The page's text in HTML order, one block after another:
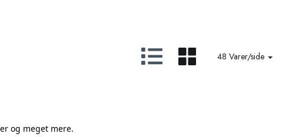
48 Varer/side
og meget mere.